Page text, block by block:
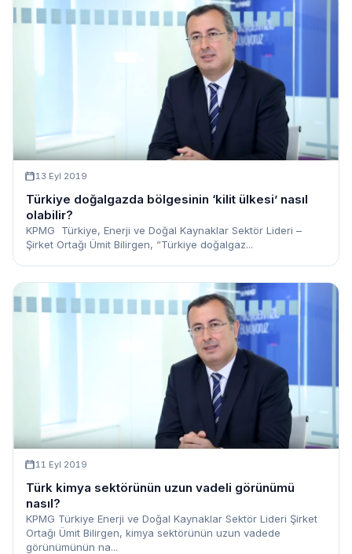
13 Eyl 2019
Türkiye doğalgazda bölgesinin ‘kilit ülkesi’ nasıl
olabilir?
KPMG Türkiye, Enerji ve Doğal Kaynaklar Sektör Lideri –
Şirket Ortağı Ümit Bilirgen, “Türkiye doğalgaz...
11 Eyl 2019
Türk kimya sektörünün uzun vadeli görünümü
nasıl?
KPMG Türkiye Enerji ve Doğal Kaynaklar Sektör Lideri Şirket
Ortağı Ümit Bilirgen, kimya sektörünün uzun vadede
görünümünün na...